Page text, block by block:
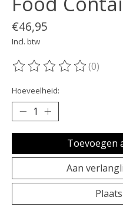
€46,95
Incl. btw
De beoordeling van dit
(0)
Hoeveelheid:
Toevoegen
Aan